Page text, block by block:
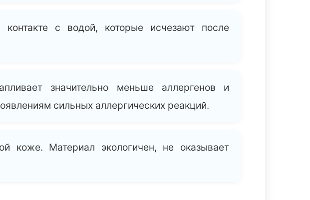
контакте с водой, которые исчезают после
значительно меньше аллергенов и
сильных аллергических реакций.
коже. Материал экологичен, не оказывает